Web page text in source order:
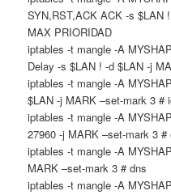
SYN,RST,ACK ACK -s $LAN
MAX PRIORIDAD
iptables -t mangle -A
Delay -s $LAN ! -d $LAN -j
iptables -t mangle -A
$LAN -j MARK –set-mark 3 #
iptables -t mangle -A
27960 -j MARK –set-mark 3 #
iptables -t mangle -A
MARK –set-mark 3 # dns
iptables -t mangle -A